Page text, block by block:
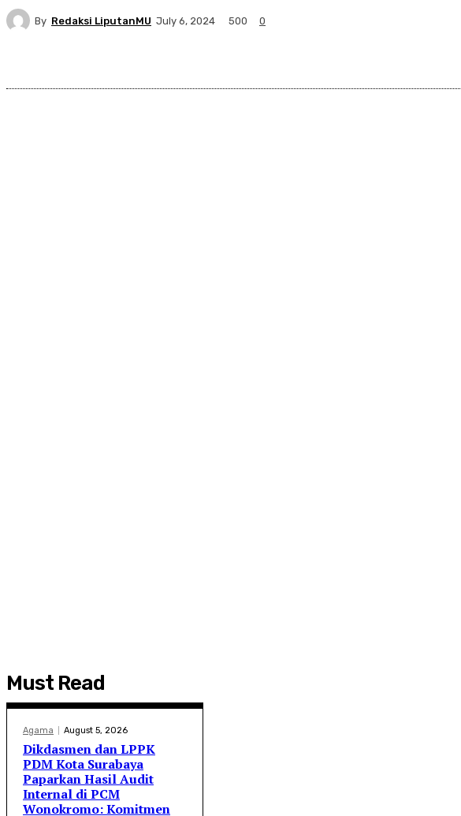
By Redaksi LiputanMU July 6, 2024 500 0
Must Read
Agama August 5, 2026
Dikdasmen dan LPPK
PDM Kota Surabaya
Paparkan Hasil Audit
Internal di PCM
Wonokromo: Komitmen